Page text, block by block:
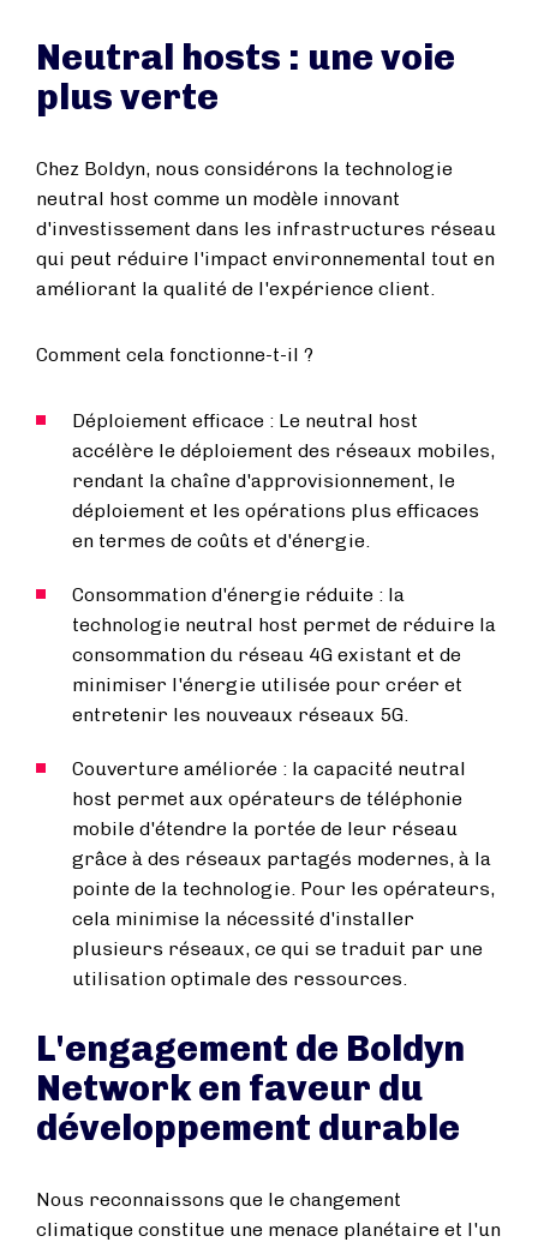
Neutral hosts : une voie
plus verte
Chez Boldyn, nous considérons la technologie
neutral host comme un modèle innovant
d'investissement dans les infrastructures réseau
qui peut réduire l'impact environnemental tout en
améliorant la qualité de l'expérience client.
Comment cela fonctionne-t-il ?
Déploiement efficace : Le neutral host
accélère le déploiement des réseaux mobiles,
rendant la chaîne d'approvisionnement, le
déploiement et les opérations plus efficaces
en termes de coûts et d'énergie.
Consommation d'énergie réduite : la
technologie neutral host permet de réduire la
consommation du réseau 4G existant et de
minimiser l'énergie utilisée pour créer et
entretenir les nouveaux réseaux 5G.
Couverture améliorée : la capacité neutral
host permet aux opérateurs de téléphonie
mobile d'étendre la portée de leur réseau
grâce à des réseaux partagés modernes, à la
pointe de la technologie. Pour les opérateurs,
cela minimise la nécessité d'installer
plusieurs réseaux, ce qui se traduit par une
utilisation optimale des ressources.
L'engagement de Boldyn
Network en faveur du
développement durable
Nous reconnaissons que le changement
climatique constitue une menace planétaire et l'un